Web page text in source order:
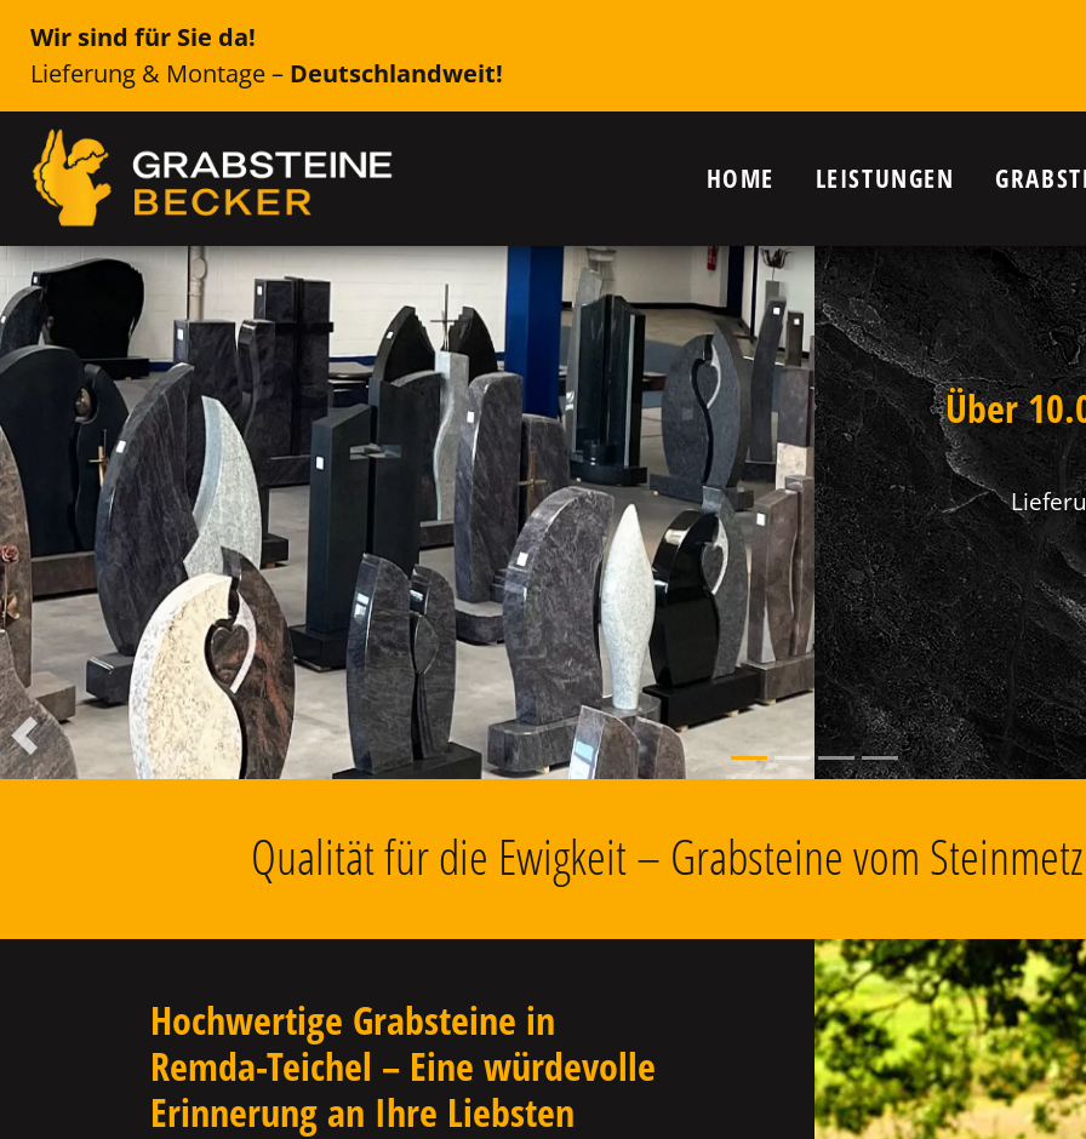
Wir sind für Sie da!
Lieferung & Montage – Deutschlandweit!
HOME LEISTUNGEN
Genau das Richtige für Ihr Grab in
Remda-Teichel
Einzelsteine, Doppelsteine, Urnenanlagen,
Liegesteine, Findlinge, Kolumbarien, Grabschmuck
u.v.m.
Vorheriger
Qualität für die Ewigkeit – Grabsteine vom
Hochwertige Grabsteine in
Remda-Teichel – Eine würdevolle
Erinnerung an Ihre Liebsten